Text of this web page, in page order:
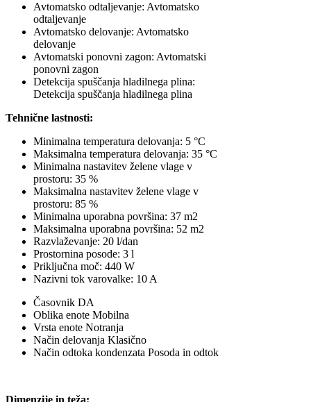
Avtomatsko odtaljevanje: Avtomatsko
odtaljevanje
Avtomatsko delovanje: Avtomatsko
delovanje
Avtomatski ponovni zagon: Avtomatski
ponovni zagon
Detekcija spuščanja hladilnega plina:
Detekcija spuščanja hladilnega plina
Tehnične lastnosti:
Minimalna temperatura delovanja: 5 °C
Maksimalna temperatura delovanja: 35 °C
Minimalna nastavitev želene vlage v
prostoru: 35 %
Maksimalna nastavitev želene vlage v
prostoru: 85 %
Minimalna uporabna površina: 37 m2
Maksimalna uporabna površina: 52 m2
Razvlaževanje: 20 l/dan
Prostornina posode: 3 l
Priključna moč: 440 W
Nazivni tok varovalke: 10 A
Časovnik DA
Oblika enote Mobilna
Vrsta enote Notranja
Način delovanja Klasično
Način odtoka kondenzata Posoda in odtok
Dimenzije in teža: